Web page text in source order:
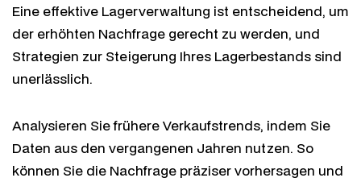
Eine effektive Lagerverwaltung ist entscheidend, um
der erhöhten Nachfrage gerecht zu werden, und
Strategien zur Steigerung Ihres Lagerbestands sind
unerlässlich.
Analysieren Sie frühere Verkaufstrends, indem Sie
Daten aus den vergangenen Jahren nutzen. So
können Sie die Nachfrage präziser vorhersagen und